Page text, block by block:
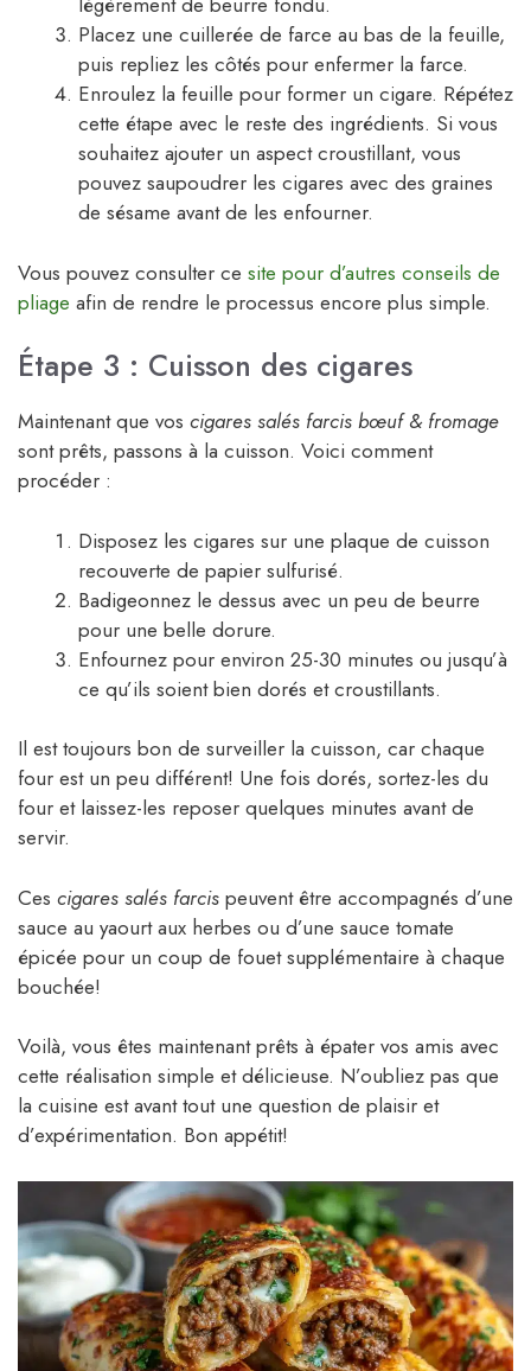
Placez une cuillerée de farce au bas de la feuille,
puis repliez les côtés pour enfermer la farce.
Enroulez la feuille pour former un cigare. Répétez
cette étape avec le reste des ingrédients. Si vous
souhaitez ajouter un aspect croustillant, vous
pouvez saupoudrer les cigares avec des graines
de sésame avant de les enfourner.
Vous pouvez consulter ce site pour d’autres conseils de
pliage afin de rendre le processus encore plus simple.
Étape 3 : Cuisson des cigares
Maintenant que vos cigares salés farcis bœuf & fromage
sont prêts, passons à la cuisson. Voici comment
procéder :
Disposez les cigares sur une plaque de cuisson
recouverte de papier sulfurisé.
Badigeonnez le dessus avec un peu de beurre
pour une belle dorure.
Enfournez pour environ 25-30 minutes ou jusqu’à
ce qu’ils soient bien dorés et croustillants.
Il est toujours bon de surveiller la cuisson, car chaque
four est un peu différent! Une fois dorés, sortez-les du
four et laissez-les reposer quelques minutes avant de
servir.
Ces cigares salés farcis peuvent être accompagnés d’une
sauce au yaourt aux herbes ou d’une sauce tomate
épicée pour un coup de fouet supplémentaire à chaque
bouchée!
Voilà, vous êtes maintenant prêts à épater vos amis avec
cette réalisation simple et délicieuse. N’oubliez pas que
la cuisine est avant tout une question de plaisir et
d’expérimentation. Bon appétit!